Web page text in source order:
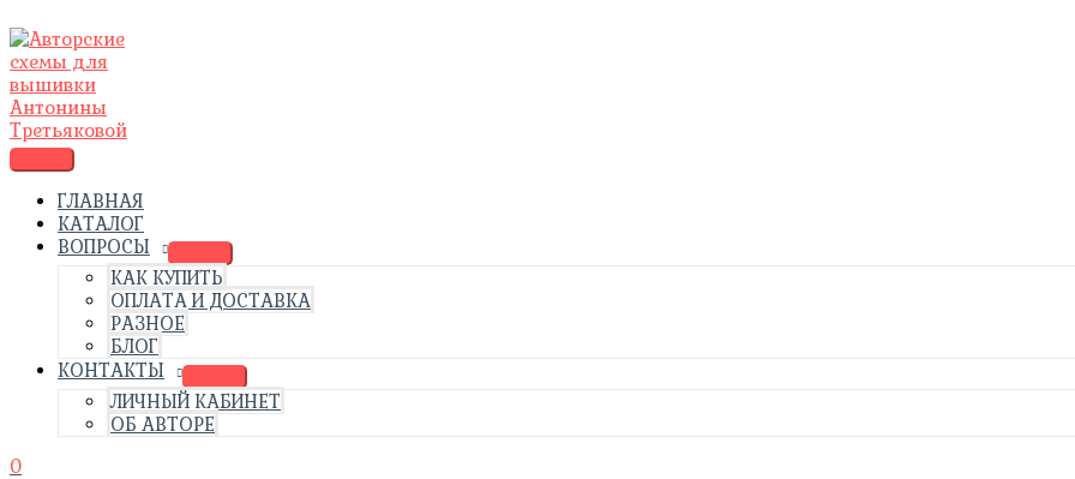
к
содержимому
МЕНЮ
ГЛАВНАЯ
КАТАЛОГ
ВОПРОСЫ
КАК КУПИТЬ
ОПЛАТА И ДОСТАВКА
РАЗНОЕ
БЛОГ
КОНТАКТЫ
ЛИЧНЫЙ КАБИНЕТ
ОБ АВТОРЕ
0
товара
Схема
для
вышивки
крестом
"Купальница
азиатская"